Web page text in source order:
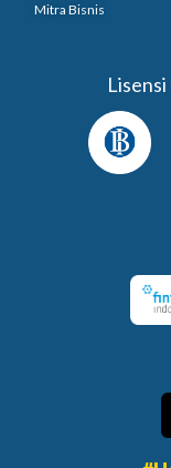
Mitra Bisnis